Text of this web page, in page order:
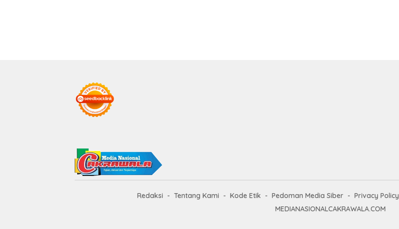
Redaksi Tentang Kami Kode Etik Pedoman Media Siber Privacy Policy
MEDIANASIONALCAKRAWALA.COM